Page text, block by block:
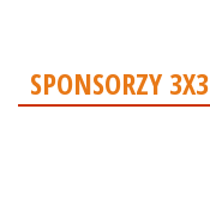
SPONSORZY 3X3